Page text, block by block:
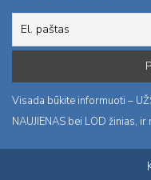
Visada būkite informuoti –
NAUJIENAS bei LOD žinias,